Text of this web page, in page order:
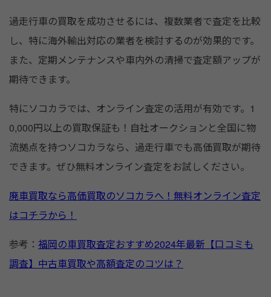
過走行車の買取を成功させるには、複数業者で査定を比較
し、特に海外輸出対応の業者を検討するのが効果的です。
また、定期メンテナンスや車内外の清掃で査定額アップが
期待できます。
特にソコカラでは、オンライン査定の活用が有効です。1
0,000円以上の買取保証も！自社オークションと全国に物
流拠点を持つソコカラなら、過走行車でも高価買取が期待
できます。ぜひ無料オンライン査定をお試しください。
廃車買取なら高価買取のソコカラへ！無料オンライン査定
はコチラから！
参考： 福岡の車買取査定おすすめ2024年最新【口コミも
調査】中古車買取や高額査定のコツは？